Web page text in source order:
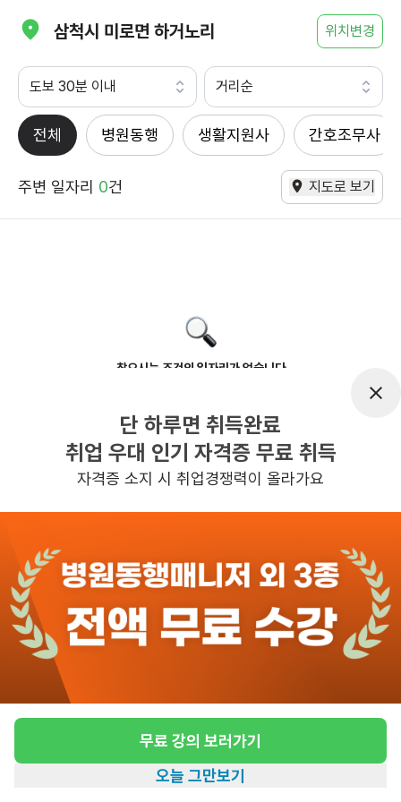
삼척시 미로면 하거노리 위치변경
도보 30분 이내 거리순
전체 병원동행 생활지원사 간호조무사
주변 일자리 0건 지도로 보기
찾으시는 조건의 일자리가 없습니다
반경 3KM 이내의 일자리 확인하기
단 하루면 취득완료
취업 우대 인기 자격증 무료 취득
자격증 소지 시 취업경쟁력이 올라가요
무료 강의 보러가기
오늘 그만보기